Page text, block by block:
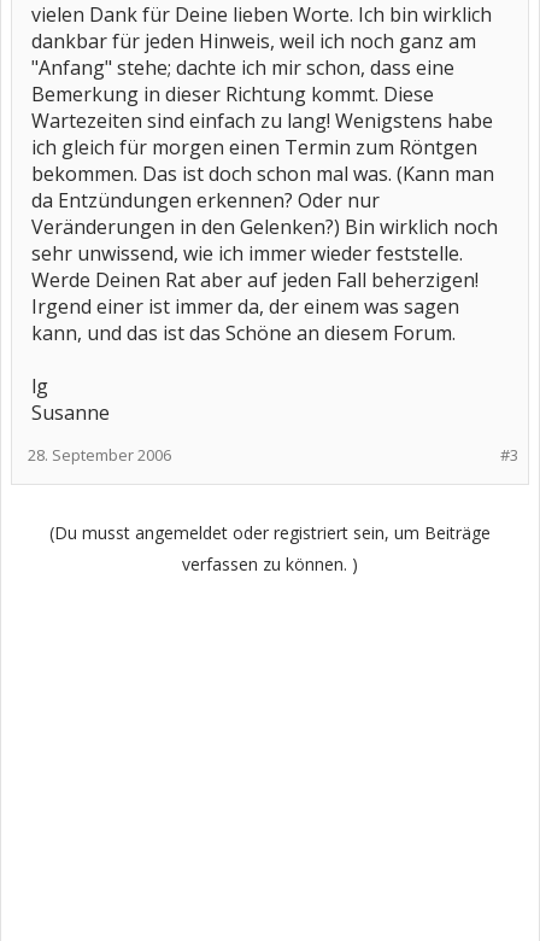
vielen Dank für Deine lieben Worte. Ich bin wirklich
dankbar für jeden Hinweis, weil ich noch ganz am
"Anfang" stehe; dachte ich mir schon, dass eine
Bemerkung in dieser Richtung kommt. Diese
Wartezeiten sind einfach zu lang! Wenigstens habe
ich gleich für morgen einen Termin zum Röntgen
bekommen. Das ist doch schon mal was. (Kann man
da Entzündungen erkennen? Oder nur
Veränderungen in den Gelenken?) Bin wirklich noch
sehr unwissend, wie ich immer wieder feststelle.
Werde Deinen Rat aber auf jeden Fall beherzigen!
Irgend einer ist immer da, der einem was sagen
kann, und das ist das Schöne an diesem Forum.
lg
Susanne
#3
28. September 2006
(Du musst angemeldet oder registriert sein, um Beiträge
verfassen zu können. )